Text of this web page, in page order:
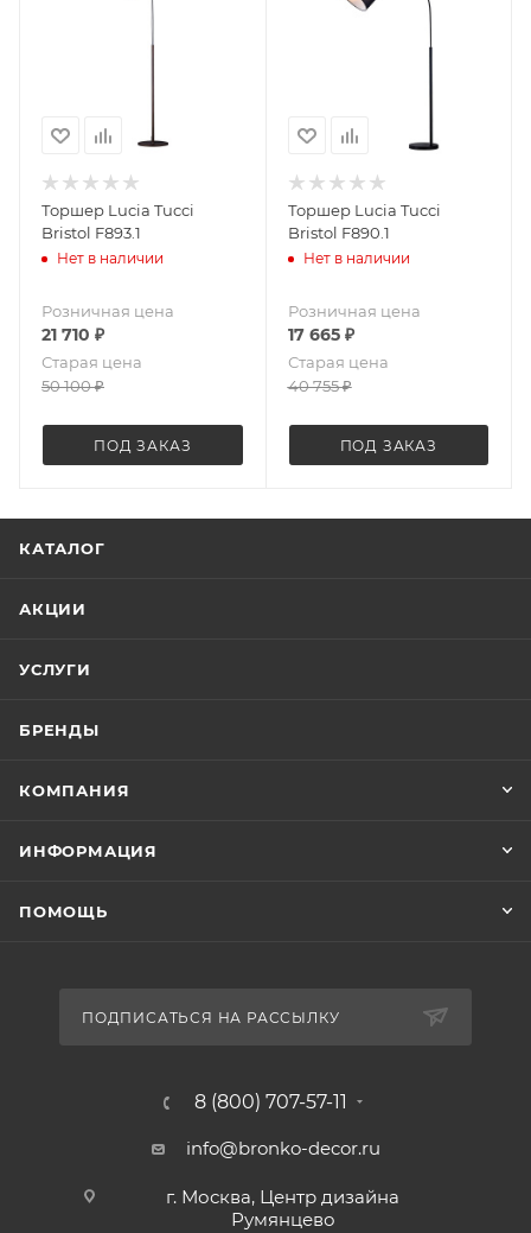
Торшер Lucia Tucci
Bristol F893.1
Нет в наличии
Розничная цена
21 710 ₽
Старая цена
50 100₽
ПОД ЗАКАЗ
Торшер Lucia Tucci
Bristol F890.1
Нет в наличии
Розничная цена
17 665₽
Старая цена
40 755₽
ПОД ЗАКАЗ
КАТАЛОГ
АКЦИИ
УСЛУГИ
БРЕНДЫ
КОМПАНИЯ
ИНФОРМАЦИЯ
ПОМОЩЬ
ПОДПИСАТЬСЯ НА РАССЫЛКУ
8 (800) 707-57-11
info@bronko-decor.ru
г. Москва, Центр дизайна
Румянцево